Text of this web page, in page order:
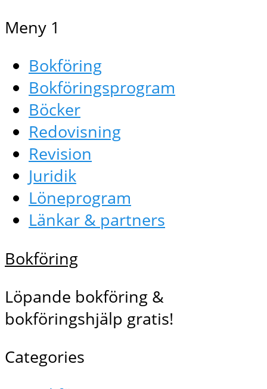
Meny 1
Bokföring
Bokföringsprogram
Böcker
Redovisning
Revision
Juridik
Löneprogram
Länkar & partners
Bokföring
Löpande bokföring &
bokföringshjälp gratis!
Categories